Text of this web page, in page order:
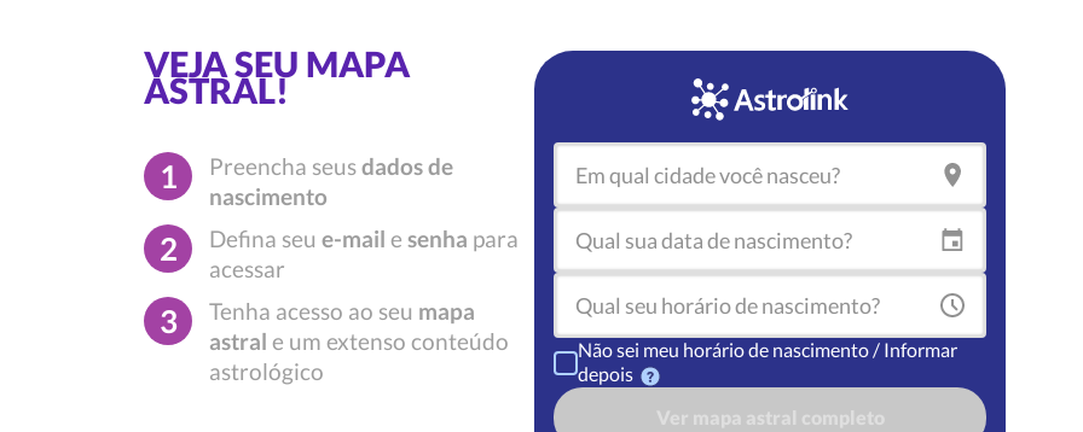
VEJA SEU MAPA
ASTRAL!
1 Preencha seusdados de
nascimento
2 Defina seu e-mail e senha para
acessar
3 Tenha acesso ao seu mapa
astral e um extenso conteúdo
astrológico
Não sei meu horário de nascimento / Informar
depois